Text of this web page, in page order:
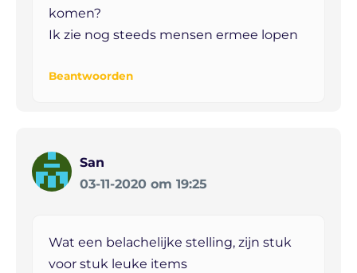
komen?
Ik zie nog steeds mensen ermee lopen
Beantwoorden
San
03-11-2020 om 19:25
Wat een belachelijke stelling, zijn stuk
voor stuk leuke items